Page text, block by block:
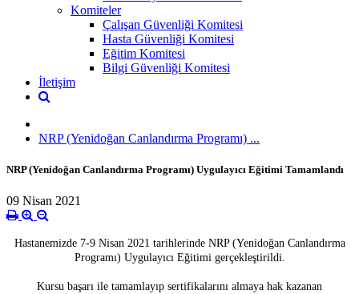
Komiteler
Çalışan Güvenliği Komitesi
Hasta Güvenliği Komitesi
Eğitim Komitesi
Bilgi Güvenliği Komitesi
İletişim
NRP (Yenidoğan Canlandırma Programı) ...
NRP (Yenidoğan Canlandırma Programı) Uygulayıcı Eğitimi Tamamlandı
09 Nisan 2021
Hastanemizde 7-9 Nisan 2021 tarihlerinde NRP (Yenidoğan Canlandırma
Programı) Uygulayıcı Eğitimi gerçekleştirildi.
Kursu başarı ile tamamlayıp sertifikalarını almaya hak kazanan